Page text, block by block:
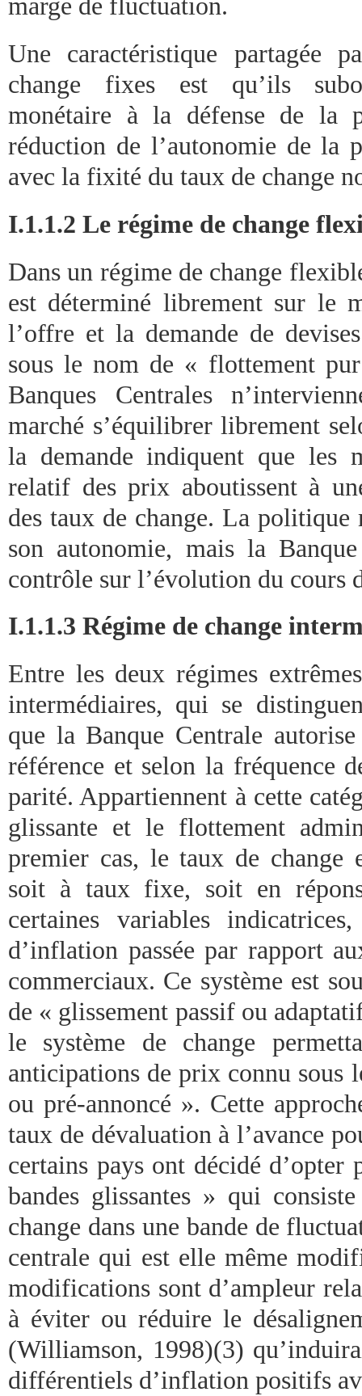
marge de fluctuation.
Une caractéristique partagée
change fixes est qu’ils
monétaire à la défense de la
réduction de l’autonomie de la
avec la fixité du taux de change
I.1.1.2 Le régime de change
Dans un régime de change
est déterminé librement sur le
l’offre et la demande de
sous le nom de « flottement
Banques Centrales
marché s’équilibrer librement
la demande indiquent que les
relatif des prix aboutissent à
des taux de change. La
son autonomie, mais la
contrôle sur l’évolution du cours
I.1.1.3 Régime de change
Entre les deux régimes
intermédiaires, qui se
que la Banque Centrale
référence et selon la fréquence
parité. Appartiennent à cette
glissante et le flottement
premier cas, le taux de change
soit à taux fixe, soit en
certaines variables
d’inflation passée par rapport
commerciaux. Ce système est
de « glissement passif ou
le système de change
anticipations de prix connu sous
ou pré-annoncé ». Cette
taux de dévaluation à l’avance
certains pays ont décidé
bandes glissantes » qui
change dans une bande de
centrale qui est elle même
modifications sont d’ampleur
à éviter ou réduire le
(Williamson, 1998)(3)
différentiels d’inflation positifs